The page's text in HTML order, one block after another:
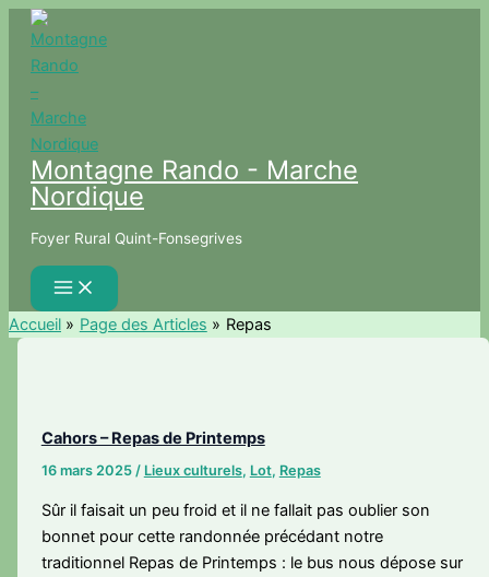
Aller
contenu
Montagne Rando - Marche
Nordique
Foyer Rural Quint-Fonsegrives
Accueil Page des Articles Repas
Cahors – Repas de Printemps
16 mars 2025 / Lieux culturels, Lot, Repas
Sûr il faisait un peu froid et il ne fallait pas oublier son
bonnet pour cette randonnée précédant notre
traditionnel Repas de Printemps : le bus nous dépose sur